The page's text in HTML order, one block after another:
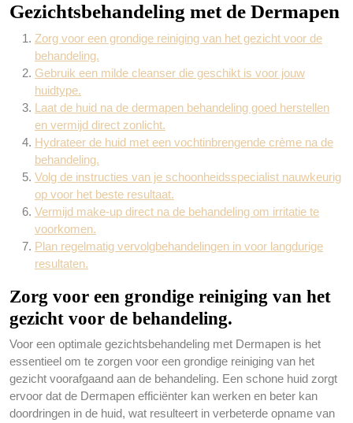
Gezichtsbehandeling met de Dermapen
Zorg voor een grondige reiniging van het gezicht voor de
behandeling.
Gebruik een milde cleanser die geschikt is voor jouw
huidtype.
Laat de huid na de dermapen behandeling goed herstellen
en vermijd direct zonlicht.
Hydrateer de huid met een vochtinbrengende crème na de
behandeling.
Volg de instructies van je schoonheidsspecialist nauwkeurig
op voor het beste resultaat.
Vermijd make-up direct na de behandeling om irritatie te
voorkomen.
Plan regelmatig vervolgbehandelingen in voor langdurige
resultaten.
Zorg voor een grondige reiniging van het
gezicht voor de behandeling.
Voor een optimale gezichtsbehandeling met Dermapen is het
essentieel om te zorgen voor een grondige reiniging van het
gezicht voorafgaand aan de behandeling. Een schone huid zorgt
ervoor dat de Dermapen efficiënter kan werken en beter kan
doordringen in de huid, wat resulteert in verbeterde opname van